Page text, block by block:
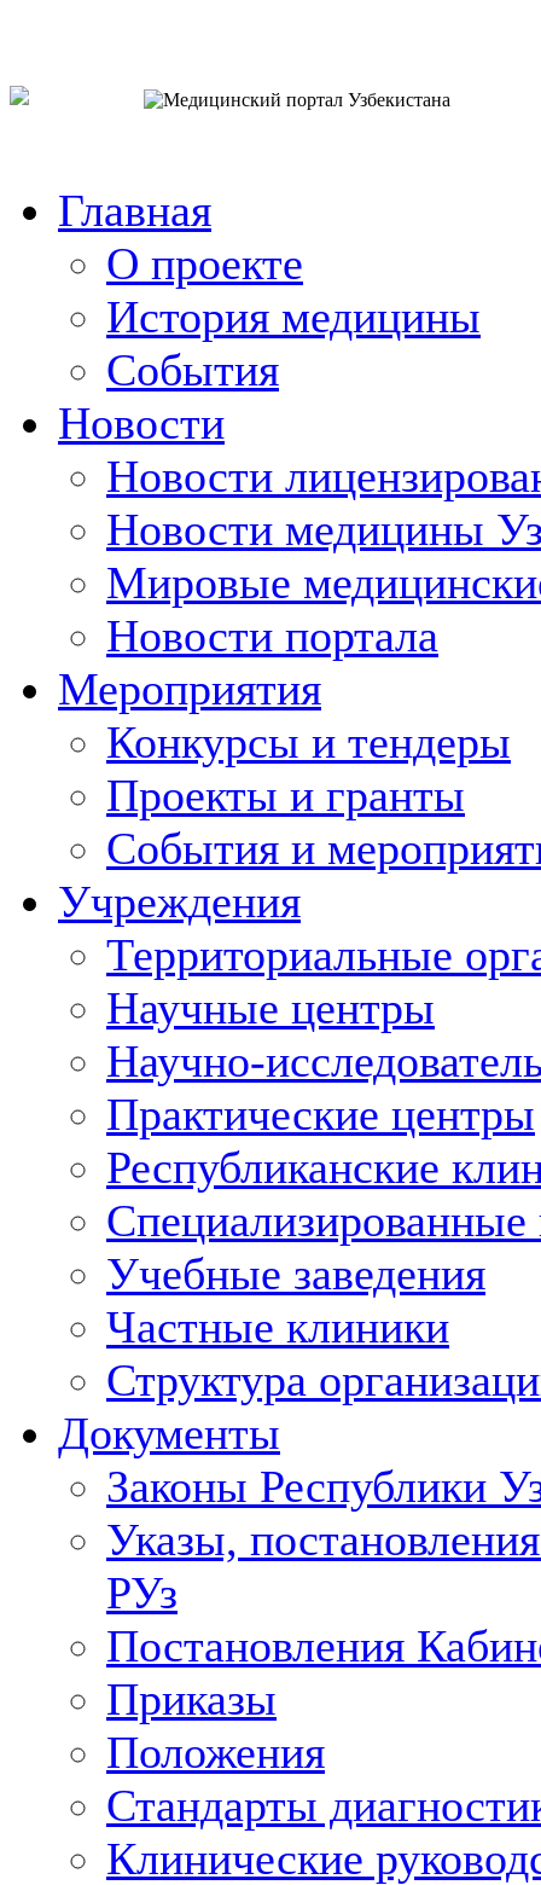
Главная
О проекте
История медицины
События
Новости
Новости
Новости медицины
Мировые
Новости портала
Мероприятия
Конкурсы и тендеры
Проекты и гранты
События и
Учреждения
Территориальные
Научные центры
Научно-
Практические центры
Республиканские
Учебные заведения
Частные клиники
Структура
Документы
Законы Республики
Указы,
РУз
Постановления
Приказы
Положения
Стандарты
Клинические